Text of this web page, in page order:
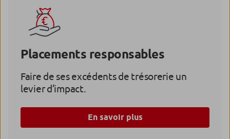
Placements responsables
Faire de ses excédents de trésorerie un
levier d’impact.
En savoir plus